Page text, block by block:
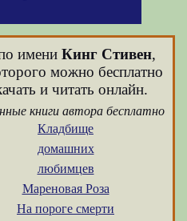
имени Кинг Стивен,
можно бесплатно
и читать онлайн.
книги автора бесплатно
Кладбище
домашних
любимцев
Мареновая Роза
На пороге смерти